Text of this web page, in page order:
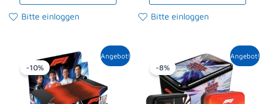
Bitte einloggen Bitte einloggen
Angebot!
-10%
Ursprünglicher
Preis
war:
84,00 €
Aktueller
Preis
ist:
75,99 €.
Angebot!
-8%
Ursprünglicher
Preis
war:
59,97 €
Aktueller
Preis
ist:
54,99 €.